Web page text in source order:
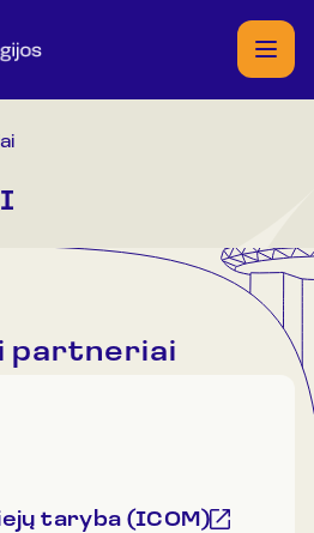
partneriai
taryba (ICOM)